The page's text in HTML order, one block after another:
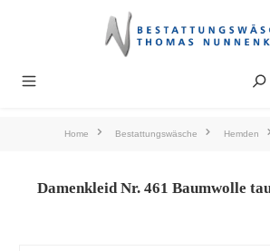
Home Bestattungswäsche Hemden
Damenkleid Nr. 461 Baumwolle